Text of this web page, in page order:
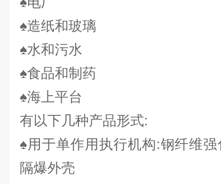
♠造纸和玻璃
♠水和污水
♠食品和制药
♠海上平台
有以下几种产品形式:
♠用于单作用执行机构:钢纤维
隔爆外壳